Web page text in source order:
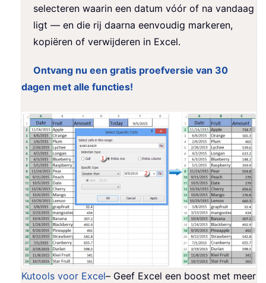
selecteren waarin een datum vóór of na vandaag
ligt — en die rij daarna eenvoudig markeren,
kopiëren of verwijderen in Excel.
Ontvang nu een gratis proefversie van 30
dagen met alle functies!
Kutools voor Excel– Geef Excel een boost met meer